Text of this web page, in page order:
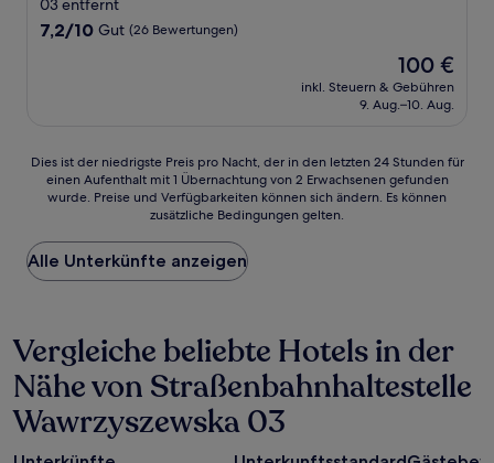
03 entfernt
7.2
7,2/10 Gut (26 Bewertungen)
Der
Preis
beträgt
100 €
inkl. Steuern & Gebühren
9. Aug.–10. Aug.
Dies
der
Preis
pro
Nacht,
den
letzten
24 Stunden
für
einen
Dies ist der niedrigste Preis pro Nacht, der in den letzten 24 Stunden für
einen Aufenthalt mit 1 Übernachtung von 2 Erwachsenen gefunden
wurde. Preise und Verfügbarkeiten können sich ändern. Es können
zusätzliche Bedingungen gelten.
Alle Unterkünfte anzeigen
Vergleiche beliebte Hotels in der
Nähe von Straßenbahnhaltestelle
Wawrzyszewska 03